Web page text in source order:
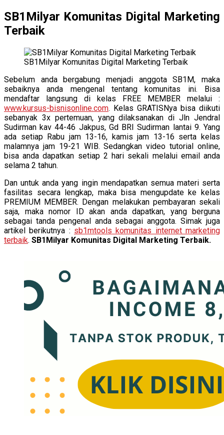
SB1Milyar Komunitas Digital Marketing
Terbaik
SB1Milyar Komunitas Digital Marketing Terbaik
Sebelum anda bergabung menjadi anggota SB1M, maka
sebaiknya anda mengenal tentang komunitas ini. Bisa
mendaftar langsung di kelas FREE MEMBER melalui :
www.kursus-bisnisonline.com. Kelas GRATISNya bisa diikuti
sebanyak 3x pertemuan, yang dilaksanakan di Jln Jendral
Sudirman kav 44-46 Jakpus, Gd BRI Sudirman lantai 9. Yang
ada setiap Rabu jam 13-16, kamis jam 13-16 serta kelas
malamnya jam 19-21 WIB. Sedangkan video tutorial online,
bisa anda dapatkan setiap 2 hari sekali melalui email anda
selama 2 tahun.
Dan untuk anda yang ingin mendapatkan semua materi serta
fasilitas secara lengkap, maka bisa mengupdate ke kelas
PREMIUM MEMBER. Dengan melakukan pembayaran sekali
saja, maka nomor ID akan anda dapatkan, yang berguna
sebagai tanda pengenal anda sebagai anggota. Simak juga
artikel berikutnya : sb1mtools komunitas internet marketing
terbaik. SB1Milyar Komunitas Digital Marketing Terbaik.